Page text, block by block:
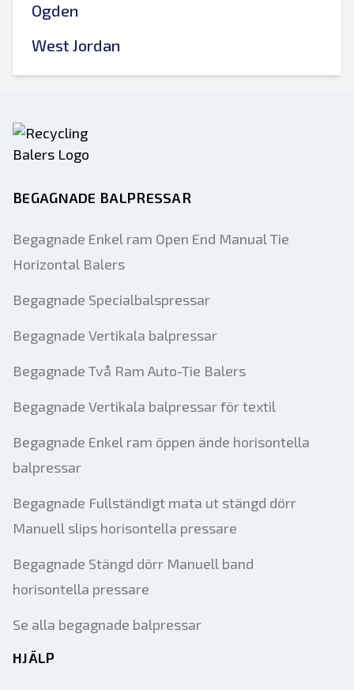
Ogden
West Jordan
BEGAGNADE BALPRESSAR
Begagnade Enkel ram Open End Manual Tie
Horizontal Balers
Begagnade Specialbalspressar
Begagnade Vertikala balpressar
Begagnade Två Ram Auto-Tie Balers
Begagnade Vertikala balpressar för textil
Begagnade Enkel ram öppen ände horisontella
balpressar
Begagnade Fullständigt mata ut stängd dörr
Manuell slips horisontella pressare
Begagnade Stängd dörr Manuell band
horisontella pressare
Se alla begagnade balpressar
HJÄLP